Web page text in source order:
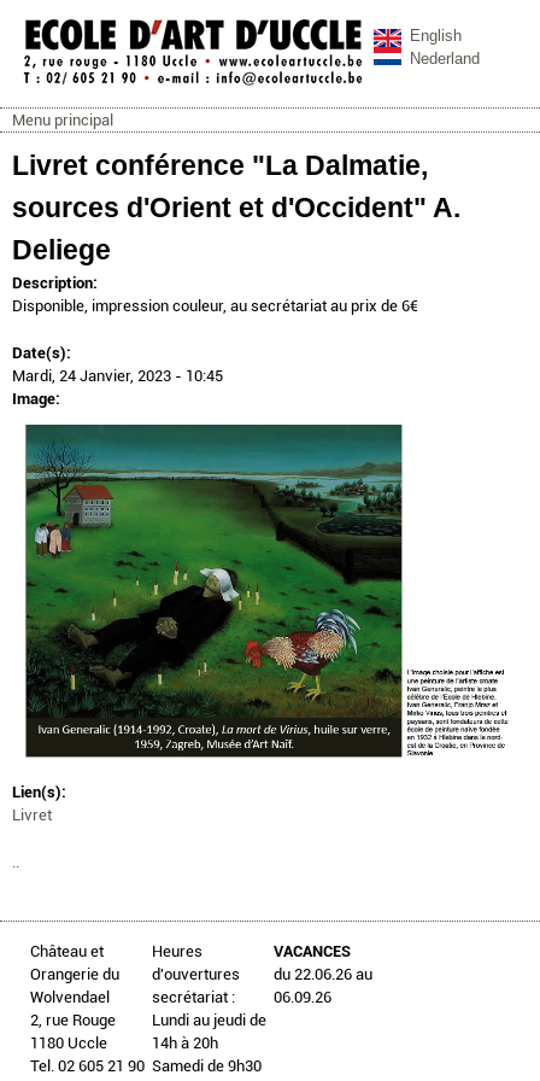
Aller au contenu principal
ecoleartuccle.be
English
Nederland
Menu principal
Menu principal
Livret conférence "La Dalmatie,
sources d'Orient et d'Occident" A.
Deliege
Description:
Disponible, impression couleur, au secrétariat au prix de 6€
Date(s):
Mardi, 24 Janvier, 2023 - 10:45
Image:
Lien(s):
Livret
Château et
Orangerie du
Wolvendael
2, rue Rouge
1180 Uccle
Tel. 02 605 21 90
Heures
d'ouvertures
secrétariat :
Lundi au jeudi de
14h à 20h
Samedi de 9h30
VACANCES
du 22.06.26 au
06.09.26